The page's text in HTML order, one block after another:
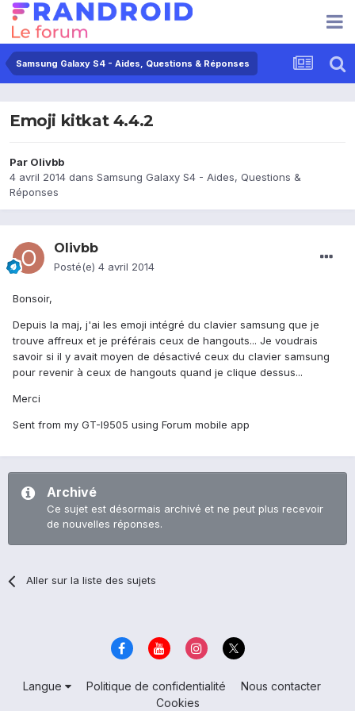
Samsung Galaxy S4 - Aides, Questions & Réponses
Emoji kitkat 4.4.2
Par Olivbb
4 avril 2014 dans Samsung Galaxy S4 - Aides, Questions &
Réponses
Olivbb
Posté(e) 4 avril 2014
Bonsoir,
Depuis la maj, j'ai les emoji intégré du clavier samsung que je
trouve affreux et je préférais ceux de hangouts... Je voudrais
savoir si il y avait moyen de désactivé ceux du clavier samsung
pour revenir à ceux de hangouts quand je clique dessus...
Merci
Sent from my GT-I9505 using Forum mobile app
Archivé
Ce sujet est désormais archivé et ne peut plus recevoir
de nouvelles réponses.
Aller sur la liste des sujets
Langue Politique de confidentialité
Nous contacter
Cookies